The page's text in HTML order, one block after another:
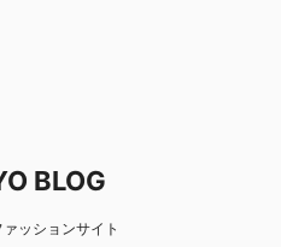
BLOG
ッションサイト